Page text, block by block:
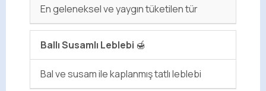
En geleneksel ve yaygın tüketilen tür
Ballı Susamlı Leblebi 🍯
Bal ve susam ile kaplanmış tatlı leblebi